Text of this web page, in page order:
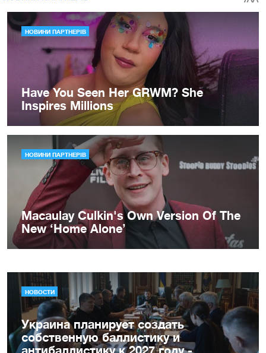
НОВОСТИ
Украина планирует создать
собственную баллистику и